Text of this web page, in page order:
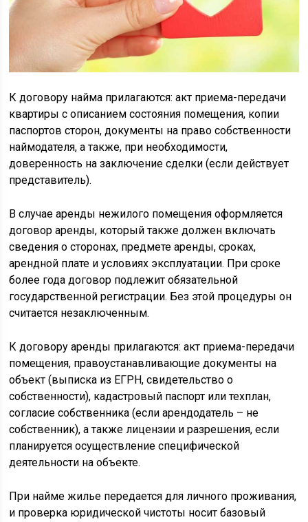
К договору найма прилагаются: акт приема-передачи
квартиры с описанием состояния помещения, копии
паспортов сторон, документы на право собственности
наймодателя, а также, при необходимости,
доверенность на заключение сделки (если действует
представитель).
В случае аренды нежилого помещения оформляется
договор аренды, который также должен включать
сведения о сторонах, предмете аренды, сроках,
арендной плате и условиях эксплуатации. При сроке
более года договор подлежит обязательной
государственной регистрации. Без этой процедуры он
считается незаключенным.
К договору аренды прилагаются: акт приема-передачи
помещения, правоустанавливающие документы на
объект (выписка из ЕГРН, свидетельство о
собственности), кадастровый паспорт или техплан,
согласие собственника (если арендодатель – не
собственник), а также лицензии и разрешения, если
планируется осуществление специфической
деятельности на объекте.
При найме жилье передается для личного проживания,
и проверка юридической чистоты носит базовый